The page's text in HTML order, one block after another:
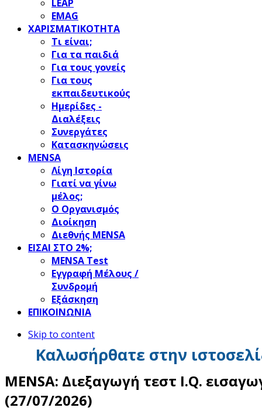
LEAP
EMAG
ΧΑΡΙΣΜΑΤΙΚΟΤΗΤΑ
Τι είναι;
Για τα παιδιά
Για τους γονείς
Για τους
εκπαιδευτικούς
Ημερίδες -
Διαλέξεις
Συνεργάτες
Κατασκηνώσεις
MENSA
Λίγη Ιστορία
Γιατί να γίνω
μέλος;
Ο Οργανισμός
Διοίκηση
Διεθνής MENSA
ΕΙΣΑΙ ΣΤΟ 2%;
ΜΕΝSΑ Test
Εγγραφή Μέλους /
Συνδρομή
Εξάσκηση
ΕΠΙΚΟΙΝΩΝΙΑ
Skip to content
Καλωσήρθατε στην
MENSA: Διεξαγωγή τεστ I.Q.
(27/07/2026)